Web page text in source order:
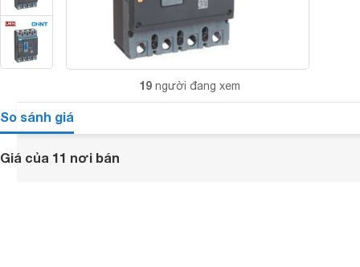
19 người đang xem
So sánh giá
Giá của 11 nơi bán